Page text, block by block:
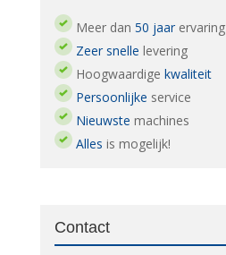
Meer dan 50 jaarervaring
Zeer snelle levering
Hoogwaardige kwaliteit
Persoonlijke service
Nieuwste machines
Alles is mogelijk!
Contact